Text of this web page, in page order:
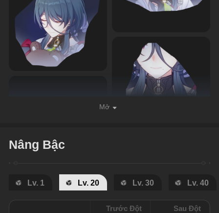
Mở
Nâng Bậc
Lv. 1 Lv. 20 Lv. 30 Lv. 40
Trước Đột
Sau Đột